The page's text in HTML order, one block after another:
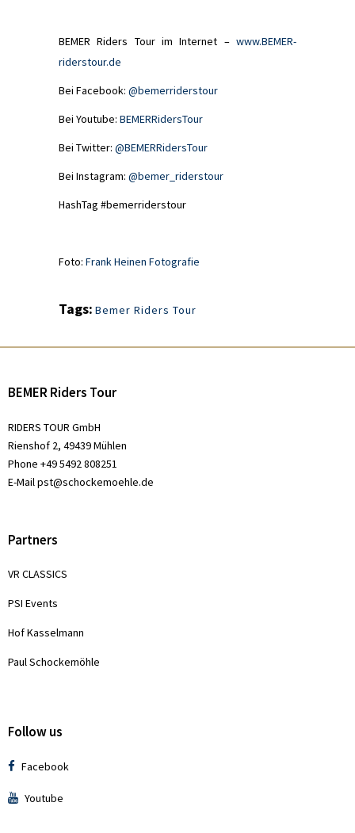
BEMER Riders Tour im Internet – www.BEMER-
riderstour.de
Bei Facebook: @bemerriderstour
Bei Youtube: BEMERRidersTour
Bei Twitter: @BEMERRidersTour
Bei Instagram: @bemer_riderstour
HashTag #bemerriderstour
Foto: Frank Heinen Fotografie
Tags: Bemer Riders Tour
BEMER Riders Tour
RIDERS TOUR GmbH
Rienshof 2, 49439 Mühlen
Phone +49 5492 808251
E-Mailpst@schockemoehle.de
Partners
VR CLASSICS
PSI Events
Hof Kasselmann
Paul Schockemöhle
Follow us
Facebook
Youtube